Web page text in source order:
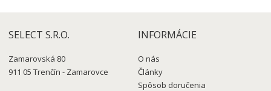
SELECT S.R.O.
Zamarovská 80
911 05 Trenčín - Zamarovce
INFORMÁCIE
O nás
Články
Spôsob doručenia